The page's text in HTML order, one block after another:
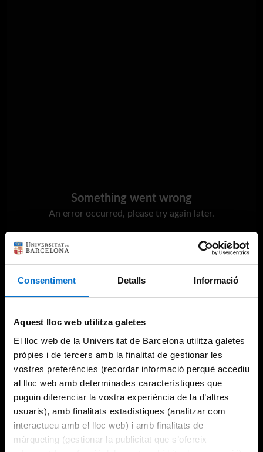
Consentiment Detalls Informació
Aquest lloc web utilitza galetes
El lloc web de la Universitat de Barcelona utilitza galetes
pròpies i de tercers amb la finalitat de gestionar les
vostres preferències (recordar informació perquè accediu
al lloc web amb determinades característiques que
puguin diferenciar la vostra experiència de la d’altres
usuaris), amb finalitats estadístiques (analitzar com
interactueu amb el lloc web) i amb finalitats de
màrqueting (gestionar la publicitat que s’ofereix
Something went wrong
An error occurred, please try again later.
Try again